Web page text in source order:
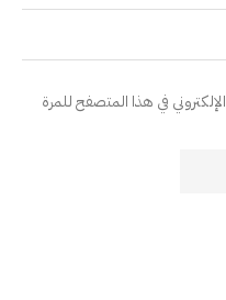
في هذا المتصفح للمرة